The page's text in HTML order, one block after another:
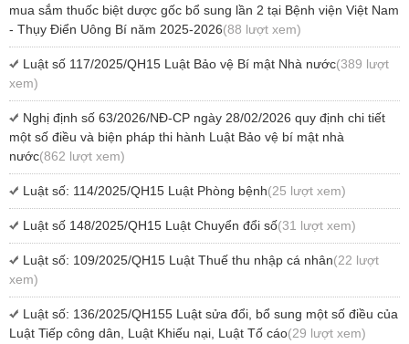
mua sắm thuốc biệt dược gốc bổ sung lần 2 tại Bệnh viện Việt Nam
- Thụy Điển Uông Bí năm 2025-2026(88 lượt xem)
Luật số 117/2025/QH15 Luật Bảo vệ Bí mật Nhà nước(389 lượt
xem)
Nghị định số 63/2026/NĐ-CP ngày 28/02/2026 quy định chi tiết
một số điều và biện pháp thi hành Luật Bảo vệ bí mật nhà
nước(862 lượt xem)
Luật số: 114/2025/QH15 Luật Phòng bệnh(25 lượt xem)
Luật số 148/2025/QH15 Luật Chuyển đổi số(31 lượt xem)
Luật số: 109/2025/QH15 Luật Thuế thu nhập cá nhân(22 lượt
xem)
Luật số: 136/2025/QH155 Luật sửa đổi, bổ sung một số điều của
Luật Tiếp công dân, Luật Khiếu nại, Luật Tố cáo(29 lượt xem)